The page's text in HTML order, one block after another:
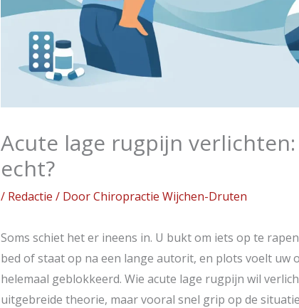
Acute lage rugpijn
echt?
/ Redactie / DoorChiropractie Wijchen-Druten
Soms schiet het er ineens in. U bukt om iets op te
bed of staat op na een lange autorit, en plots voelt
helemaal geblokkeerd. Wie acute lage rugpijn wil
uitgebreide theorie, maar vooral snel grip op de